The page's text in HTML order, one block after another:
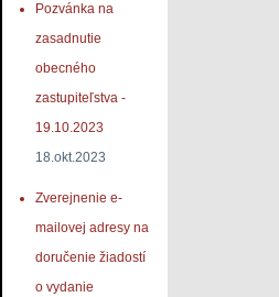
Pozvánka na
zasadnutie
obecného
zastupiteľstva -
19.10.2023
18.okt.2023
Zverejnenie e-
mailovej adresy na
doručenie žiadostí
o vydanie